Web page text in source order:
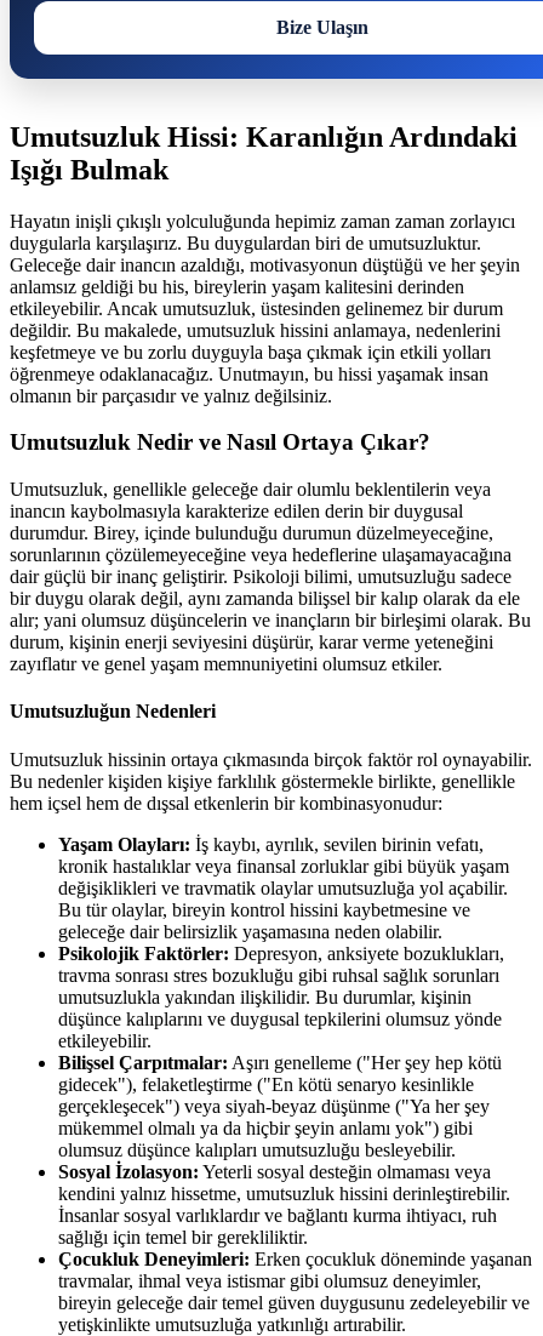
Bize Ulaşın
Umutsuzluk Hissi: Karanlığın Ardındaki
Işığı Bulmak
Hayatın inişli çıkışlı yolculuğunda hepimiz zaman zaman zorlayıcı
duygularla karşılaşırız. Bu duygulardan biri de umutsuzluktur.
Geleceğe dair inancın azaldığı, motivasyonun düştüğü ve her şeyin
anlamsız geldiği bu his, bireylerin yaşam kalitesini derinden
etkileyebilir. Ancak umutsuzluk, üstesinden gelinemez bir durum
değildir. Bu makalede, umutsuzluk hissini anlamaya, nedenlerini
keşfetmeye ve bu zorlu duyguyla başa çıkmak için etkili yolları
öğrenmeye odaklanacağız. Unutmayın, bu hissi yaşamak insan
olmanın bir parçasıdır ve yalnız değilsiniz.
Umutsuzluk Nedir ve Nasıl Ortaya Çıkar?
Umutsuzluk, genellikle geleceğe dair olumlu beklentilerin veya
inancın kaybolmasıyla karakterize edilen derin bir duygusal
durumdur. Birey, içinde bulunduğu durumun düzelmeyeceğine,
sorunlarının çözülemeyeceğine veya hedeflerine ulaşamayacağına
dair güçlü bir inanç geliştirir. Psikoloji bilimi, umutsuzluğu sadece
bir duygu olarak değil, aynı zamanda bilişsel bir kalıp olarak da ele
alır; yani olumsuz düşüncelerin ve inançların bir birleşimi olarak. Bu
durum, kişinin enerji seviyesini düşürür, karar verme yeteneğini
zayıflatır ve genel yaşam memnuniyetini olumsuz etkiler.
Umutsuzluğun Nedenleri
Umutsuzluk hissinin ortaya çıkmasında birçok faktör rol oynayabilir.
Bu nedenler kişiden kişiye farklılık göstermekle birlikte, genellikle
hem içsel hem de dışsal etkenlerin bir kombinasyonudur:
Yaşam Olayları: İş kaybı, ayrılık, sevilen birinin vefatı,
kronik hastalıklar veya finansal zorluklar gibi büyük yaşam
değişiklikleri ve travmatik olaylar umutsuzluğa yol açabilir.
Bu tür olaylar, bireyin kontrol hissini kaybetmesine ve
geleceğe dair belirsizlik yaşamasına neden olabilir.
Psikolojik Faktörler: Depresyon, anksiyete bozuklukları,
travma sonrası stres bozukluğu gibi ruhsal sağlık sorunları
umutsuzlukla yakından ilişkilidir. Bu durumlar, kişinin
düşünce kalıplarını ve duygusal tepkilerini olumsuz yönde
etkileyebilir.
Bilişsel Çarpıtmalar: Aşırı genelleme ("Her şey hep kötü
gidecek"), felaketleştirme ("En kötü senaryo kesinlikle
gerçekleşecek") veya siyah-beyaz düşünme ("Ya her şey
mükemmel olmalı ya da hiçbir şeyin anlamı yok") gibi
olumsuz düşünce kalıpları umutsuzluğu besleyebilir.
Sosyal İzolasyon: Yeterli sosyal desteğin olmaması veya
kendini yalnız hissetme, umutsuzluk hissini derinleştirebilir.
İnsanlar sosyal varlıklardır ve bağlantı kurma ihtiyacı, ruh
sağlığı için temel bir gerekliliktir.
Çocukluk Deneyimleri: Erken çocukluk döneminde yaşanan
travmalar, ihmal veya istismar gibi olumsuz deneyimler,
bireyin geleceğe dair temel güven duygusunu zedeleyebilir ve
yetişkinlikte umutsuzluğa yatkınlığı artırabilir.